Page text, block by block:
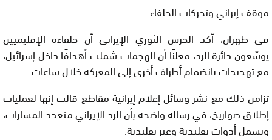
موقف إيراني وتحركات الحلفاء
في طهران، أكد الحرس الثوري الإيرانيأن حلفاءه الإقليميين
يوسّعون دائرة الرد، معلنًا أن الهجمات شملت أهدافًا داخل إسرائيل،
مع تهديدات بانضمام أطراف أخرى إلى المعركة خلال ساعات.
تزامن ذلك مع نشر وسائل إعلام إيرانية مقاطع قالت إنها لعمليات
إطلاق صواريخ، في رسالة واضحة بأن الرد الإيراني متعدد المسارات،
ويشمل أدوات تقليدية وغير تقليدية.